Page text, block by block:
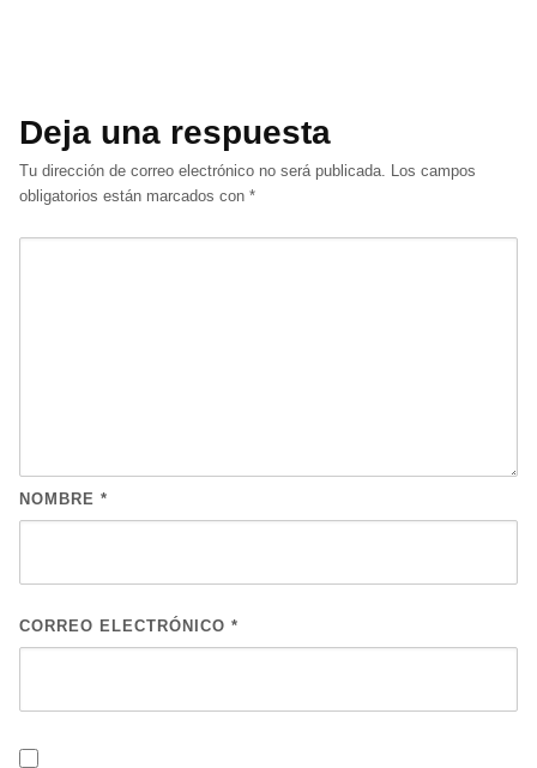
Deja una respuesta
Tu dirección de correo electrónico no será publicada. Los campos
obligatorios están marcados con *
NOMBRE *
CORREO ELECTRÓNICO *